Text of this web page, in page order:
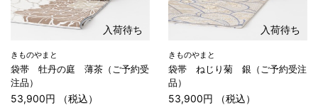
入荷待ち
きものやまと
袋帯 牡丹の庭 薄茶（ご予約受
注品）
53,900円 （税込）
入荷待ち
きものやまと
袋帯 ねじり菊 銀（ご予約受注
品）
53,900円 （税込）